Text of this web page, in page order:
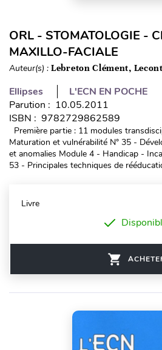
ORL - STOMATOLOGIE -
MAXILLO-FACIALE
Auteur(s) : Lebreton Clément,
Ellipses
L'ECN EN POCHE
Parution : 10.05.2011
ISBN : 9782729862589
Première partie : 11 modules
Maturation et vulnérabilité N° 35 -
et anomalies Module 4 - Handicap -
53 - Principales techniques de
Livre